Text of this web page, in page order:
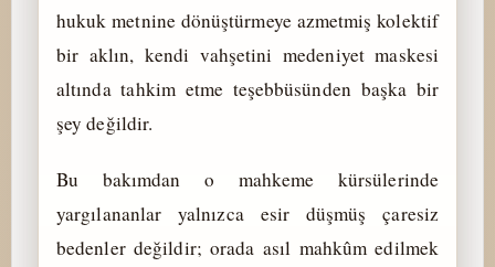
hukuk metnine dönüştürmeye azmetmiş kolektif
bir aklın, kendi vahşetini medeniyet maskesi
altında tahkim etme teşebbüsünden başka bir
şey değildir.
Bu bakımdan o mahkeme kürsülerinde
yargılananlar yalnızca esir düşmüş çaresiz
bedenler değildir; orada asıl mahkûm edilmek